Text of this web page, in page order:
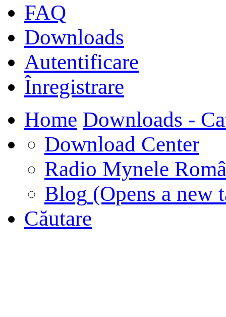
FAQ
Downloads
Autentificare
Înregistrare
Home Downloads -
Download Center
Radio Mynele
Blog (Opens a new
Căutare